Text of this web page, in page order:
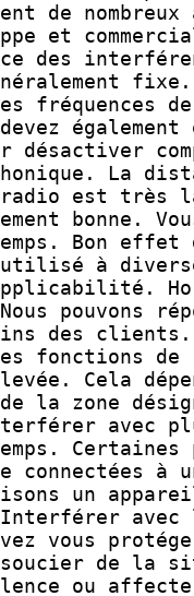
ent de
ppe et
ce des
néralement
es fréquences
devez
r désactiver
honique. La
radio est très
ement bonne.
emps. Bon
utilisé à
pplicabilité.
Nous pouvons
ins des clients.
es fonctions de
levée. Cela
de la zone
terférer avec
emps.
e connectées à
isons un
Interférer avec
vez vous
soucier de la
lence ou